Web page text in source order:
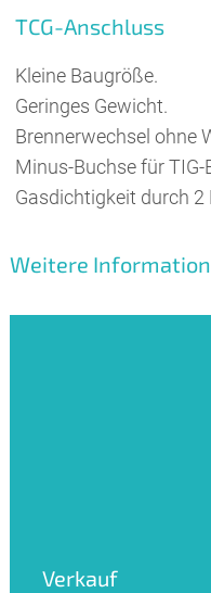
TCG-Anschluss
Kleine Baugröße.
Geringes Gewicht.
Brennerwechsel ohne
Minus-Buchse für TIG-
Gasdichtigkeit durch 2
Weitere
Verkauf